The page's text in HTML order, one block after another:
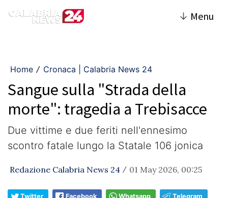
↓ Menu
Home / Cronaca | Calabria News 24
Sangue sulla "Strada della
morte": tragedia a Trebisacce
​Due vittime e due feriti nell'ennesimo
scontro fatale lungo la Statale 106 jonica
Redazione Calabria News 24 / 01 May 2026, 00:25
Twitter Facebook Whatsapp Telegram